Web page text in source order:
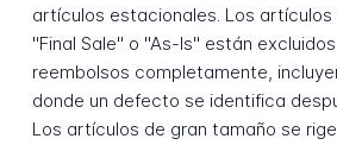
artículos estacionales. Los
"Final Sale" o "As-Is" están
reembolsos completamente,
donde un defecto se identifica
Los artículos de gran tamaño se